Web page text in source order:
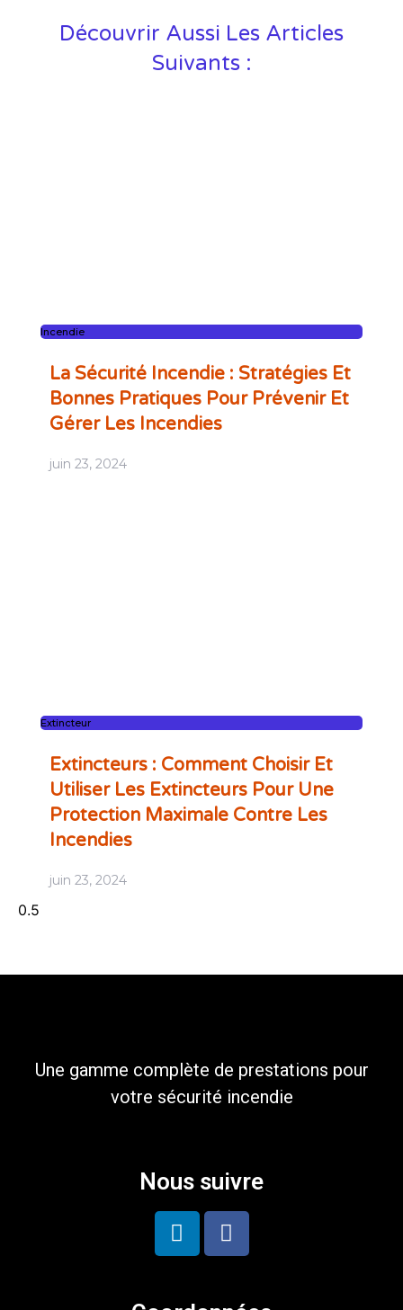
Découvrir Aussi Les Articles
Suivants :
Incendie
La Sécurité Incendie : Stratégies Et
Bonnes Pratiques Pour Prévenir Et
Gérer Les Incendies
juin 23, 2024
Extincteur
Extincteurs : Comment Choisir Et
Utiliser Les Extincteurs Pour Une
Protection Maximale Contre Les
Incendies
juin 23, 2024
Une gamme complète de prestations pour
votre sécurité incendie
Nous suivre